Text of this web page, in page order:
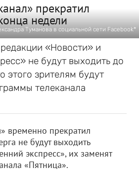
прекратил
недели
Туманова в социальной сети Facebook*
«Новости» и
не будут выходить до
этого зрителям будут
телеканала
временно прекратил
не будут выходить
экспресс», их заменят
«Пятница».